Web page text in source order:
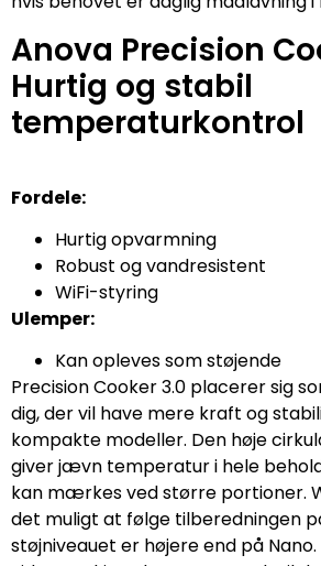
Anova Precision
Hurtig og stabil
temperaturkontrol
Fordele:
Hurtig opvarmning
Robust og vandresistent
WiFi-styring
Ulemper:
Kan opleves som støjende
Precision Cooker 3.0 placerer sig
dig, der vil have mere kraft og
kompakte modeller. Den høje
giver jævn temperatur i hele
kan mærkes ved større portioner.
det muligt at følge tilberedningen
støjniveauet er højere end på